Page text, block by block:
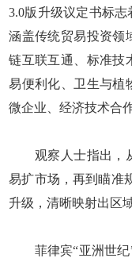
3.0版升级议定书标
涵盖传统贸易投资领
链互联互通、标准技
易便利化、卫生与植
微企业、经济技术合
观察人士指出，从
易扩市场，再到瞄准
升级，清晰映射出区
菲律宾“亚洲世纪”